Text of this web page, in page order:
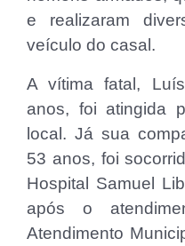
e realizaram
veículo do casal.
A vítima fatal,
anos, foi atingida
local. Já sua
53 anos, foi
Hospital Samuel
após o
Atendimento